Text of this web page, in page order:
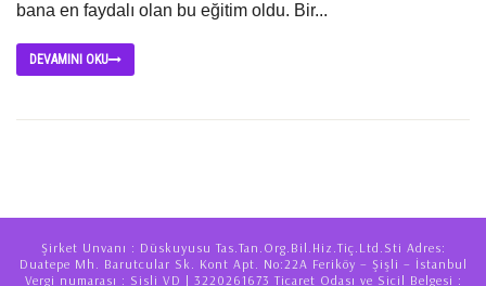
bana en faydalı olan bu eğitim oldu. Bir...
DEVAMINI OKU
Şirket Unvanı : Düskuyusu Tas.Tan.Org.Bil.Hiz.Tiç.Ltd.Sti Adres:
Duatepe Mh. Barutcular Sk. Kont Apt. No:22A Feriköy – Şişli – İstanbul
Vergi numarası : Sisli VD | 3220261673 Ticaret Odası ve Sicil Belgesi :